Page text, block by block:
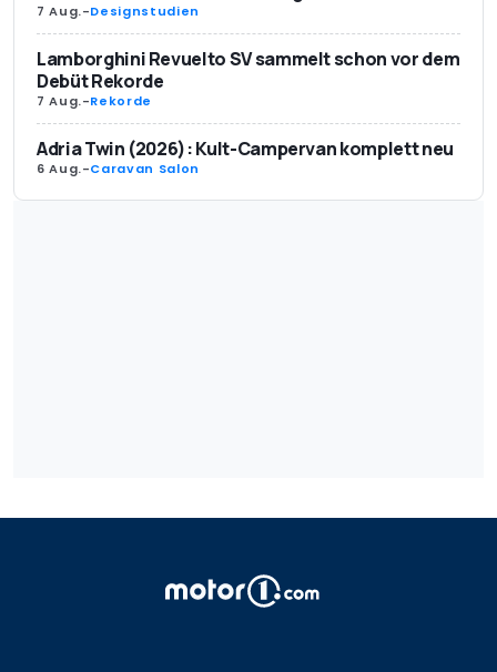
7 Aug.-Designstudien
Lamborghini Revuelto SV sammelt schon vor dem
Debüt Rekorde
7 Aug.-Rekorde
Adria Twin (2026): Kult-Campervan komplett neu
6 Aug.-Caravan Salon